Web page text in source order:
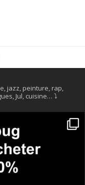
jazz, peinture, rap,
Jul, cuisine… ⤵️